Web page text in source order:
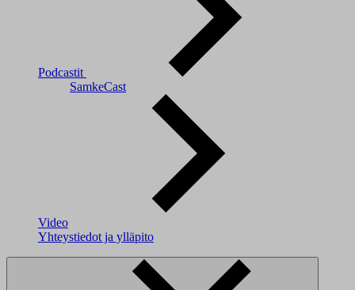
Podcastit
SamkeCast
Video
Yhteystiedot ja ylläpito